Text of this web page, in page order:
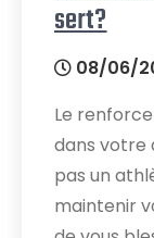
sert?
08/06/
Le
dans votre
pas un
maintenir